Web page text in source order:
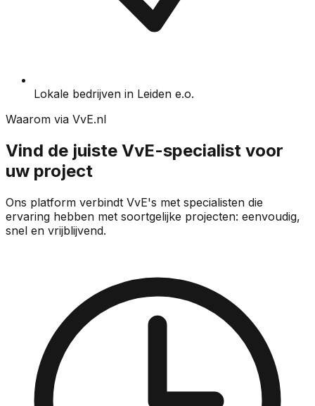
Lokale bedrijven in Leiden e.o.
Waarom via VvE.nl
Vind de juiste VvE-specialist voor
uw project
Ons platform verbindt VvE's met specialisten die
ervaring hebben met soortgelijke projecten: eenvoudig,
snel en vrijblijvend.